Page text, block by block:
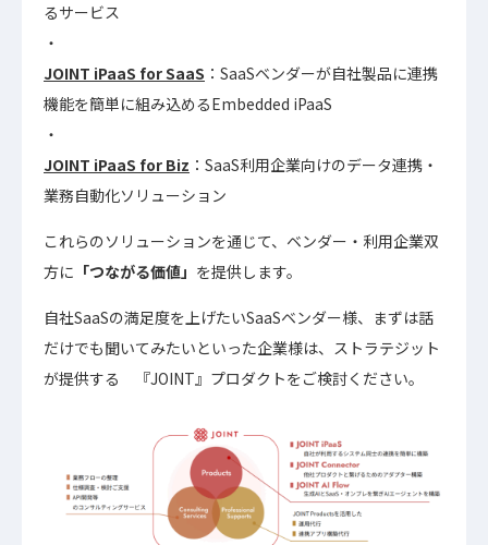
るサービス
JOINT iPaaS for SaaS ：SaaSベンダーが自社製品に連携
機能を簡単に組み込めるEmbedded iPaaS
JOINT iPaaS for Biz ：SaaS利用企業向けのデータ連携・
業務自動化ソリューション
これらのソリューションを通じて、ベンダー・利用企業双
方に 「つながる価値」 を提供します。
自社SaaSの満足度を上げたいSaaSベンダー様、まずは話
だけでも聞いてみたいといった企業様は、ストラテジット
が提供する 『JOINT』プロダクトをご検討ください。